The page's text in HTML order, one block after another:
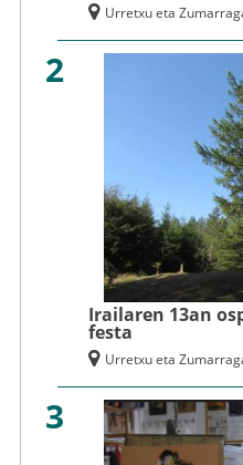
Urretxu eta
2
Irailaren 13an
festa
Urretxu eta
3